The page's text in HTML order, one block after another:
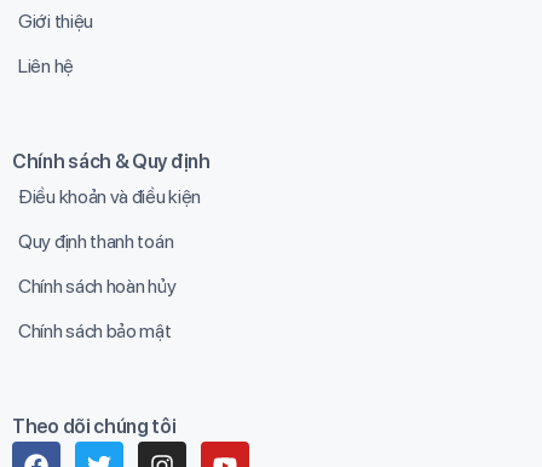
Giới thiệu
Liên hệ
Chính sách & Quy định
Điều khoản và điều kiện
Quy định thanh toán
Chính sách hoàn hủy
Chính sách bảo mật
Theo dõi chúng tôi